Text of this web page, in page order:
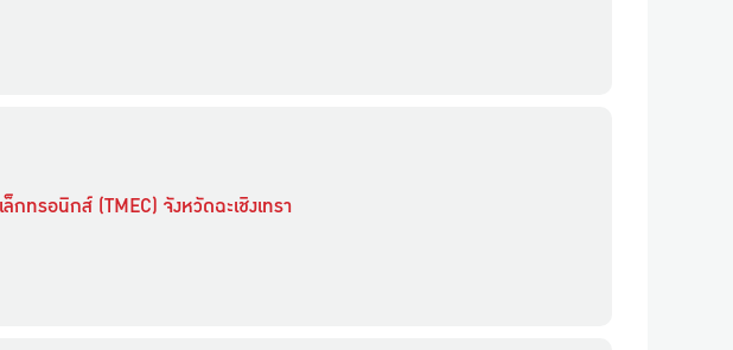
ทรอนิกส์ (TMEC) จังหวัดฉะเชิงเทรา